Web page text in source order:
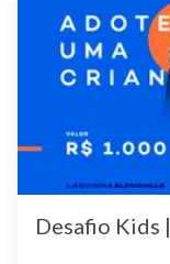
Desafio Kids